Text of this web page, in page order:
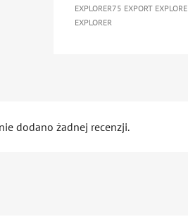
EXPLORER75 EXPORT
EXPLORER
dodano żadnej recenzji.